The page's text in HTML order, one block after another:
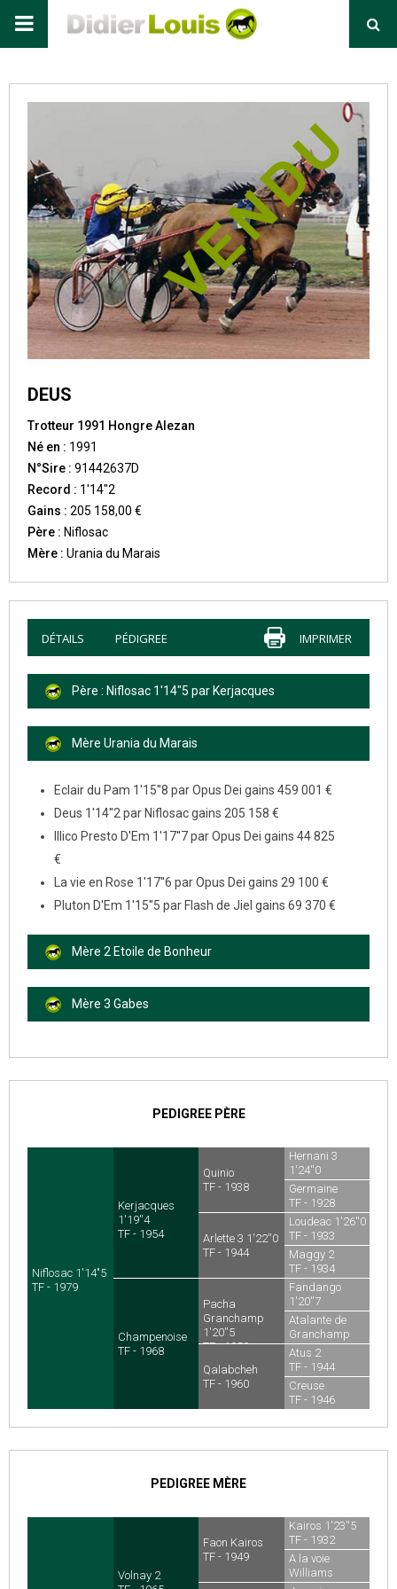
Primary
DEUS
Trotteur 1991 Hongre Alezan
Né en : 1991
N°Sire : 91442637D
Record : 1'14"2
Gains : 205 158,00 €
Père : Niflosac
Mère : Urania du Marais
IMPRIMER
DÉTAILS PÉDIGREE
Père : Niflosac 1'14"5 par Kerjacques
Mère Urania du Marais
Eclair du Pam 1'15''8 par Opus Dei gains 459 001 €
Deus 1'14''2 par Niflosac gains 205 158 €
Illico Presto D'Em 1'17''7 par Opus Dei gains 44 825
€
La vie en Rose 1'17''6 par Opus Dei gains 29 100 €
Pluton D'Em 1'15''5 par Flash de Jiel gains 69 370 €
Mère 2 Etoile de Bonheur
Mère 3 Gabes
PEDIGREE PÈRE
Niflosac 1'14"5
TF - 1979
Kerjacques
1'19''4
TF - 1954
Champenoise
TF - 1968
Quinio
TF - 1938
Arlette 3 1'22''0
TF - 1944
Pacha
Granchamp
1'20''5
TF - 1959
Qalabcheh
TF - 1960
Hernani 3
1'24''0
TF - 1929
Germaine
TF - 1928
Loudeac 1'26''0
TF - 1933
Maggy 2
TF - 1934
Fandango
1'20''7
TF - 1949
Atalante de
Granchamp
1'26''4
TF - 1944
Atus 2
TF - 1944
Creuse
TF - 1946
PEDIGREE MÈRE
Volnay 2
Faon Kairos
TF - 1949
Kairos 1'23''5
TF - 1932
A la voie
Williams
TF - 1944